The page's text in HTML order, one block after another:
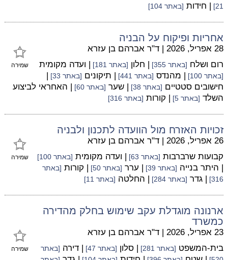
21]
| חידות [באתר 104]
אחריות ופיקוח על הבניה
שמירה
28 אפריל, 2026 | ד"ר אברהם בן עזרא
רום ושלח [באתר 355] | חלון [באתר 181] | ועדה מקומית
[באתר 100] | מהנדס [באתר 441] | תיקונים [באתר 33]
|
חישובים סטטיים [באתר 38] | שער [באתר 60]
| האחראי לביצוע
השלד [באתר 5] | קורות [באתר 316]
זכויות האזרח מול הוועדה לתכנון ולבניה
שמירה
26 אפריל, 2026 | ד"ר אברהם בן עזרא
קבועות שרברבות [באתר 63] | ועדה מקומית [באתר 100]
| היתר בנייה [באתר 39] | ערר [באתר 50] | קורות [באתר
316]
| גדר [באתר 284] | החלטה [באתר 11]
ארנונה מוגדלת עקב שימוש בחלק מהדירה
כמשרד
שמירה
23 אפריל, 2026 | ד"ר אברהם בן עזרא
בית-המשפט [באתר 281] | סלון [באתר 47] | דירה [באתר